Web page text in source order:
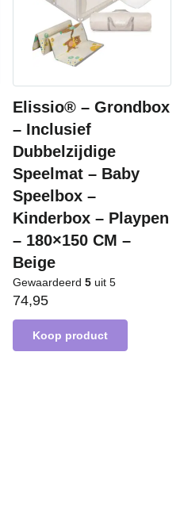
Elissio® – Grondbox
– Inclusief
Dubbelzijdige
Speelmat – Baby
Speelbox –
Kinderbox – Playpen
– 180×150 CM –
Beige
Gewaardeerd 5 uit 5
74,95
Koop product